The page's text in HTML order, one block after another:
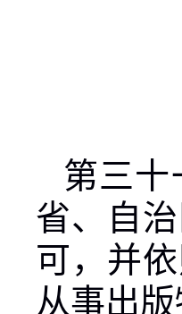
第三
省、自
可，并
从事出